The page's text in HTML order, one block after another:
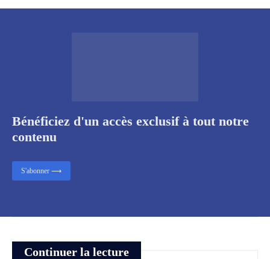
Continuer la lecture
Bénéficiez d'un accès exclusif à tout notre
contenu
S'abonner ⟶